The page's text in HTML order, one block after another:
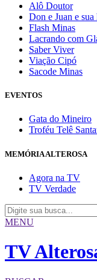
Alô Doutor
Don e Juan e sua
Flash Minas
Lacrando com
Saber Viver
Viação Cipó
Sacode Minas
EVENTOS
Gata do Mineiro
Troféu Telê
MEMÓRIA ALTEROSA
Agora na TV
TV Verdade
MENU
TV